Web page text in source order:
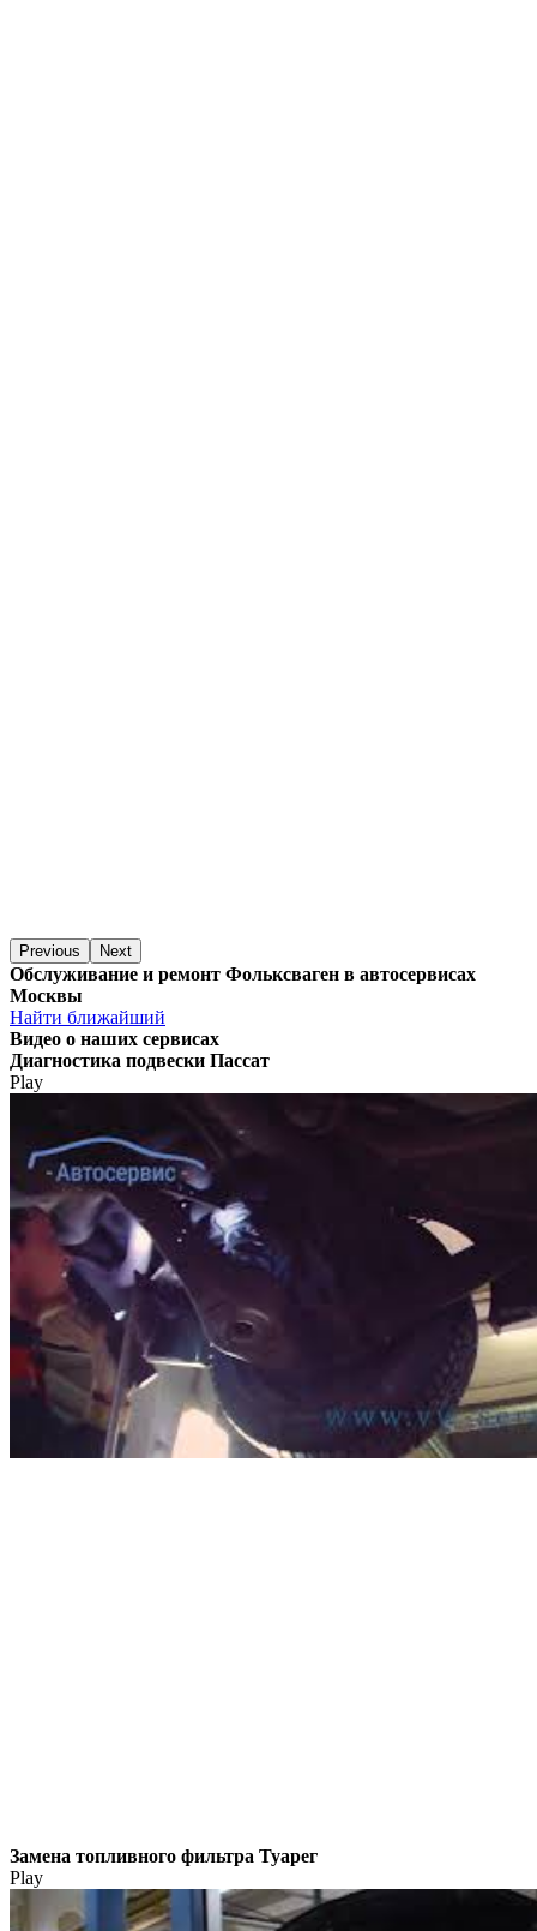
Previous Next
Обслуживание и ремонт Фольксваген в автосервисах
Москвы
Найти ближайший
Видео о наших сервисах
Диагностика подвески Пассат
Play
Замена топливного фильтра Туарег
Play